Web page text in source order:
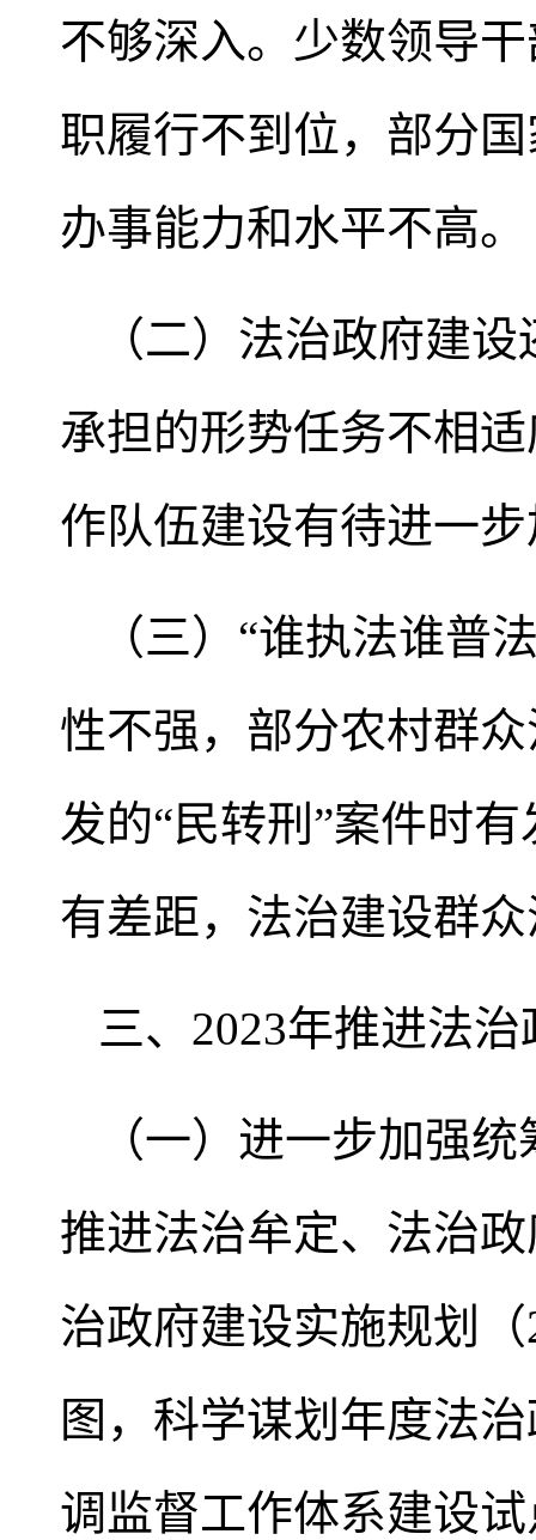
不够深入。少数领导
职履行不到位，部分
办事能力和水平不高。
（二）法治政府建
承担的形势任务不相
作队伍建设有待进一
（三）“谁执法谁普
性不强，部分农村群
发的“民转刑”案件时
有差距，法治建设群
三、2023年推进法
（一）进一步加强
推进法治牟定、法治
治政府建设实施规划
图，科学谋划年度法
调监督工作体系建设